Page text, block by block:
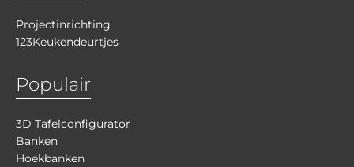
Projectinrichting
123Keukendeurtjes
Populair
3D Tafelconfigurator
Banken
Hoekbanken